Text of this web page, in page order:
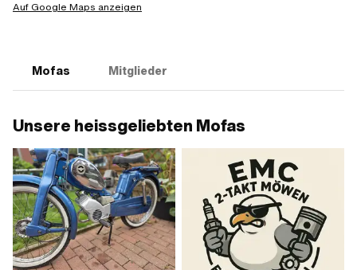
Auf Google Maps anzeigen
Mofas Mitglieder
Unsere heissgeliebten Mofas